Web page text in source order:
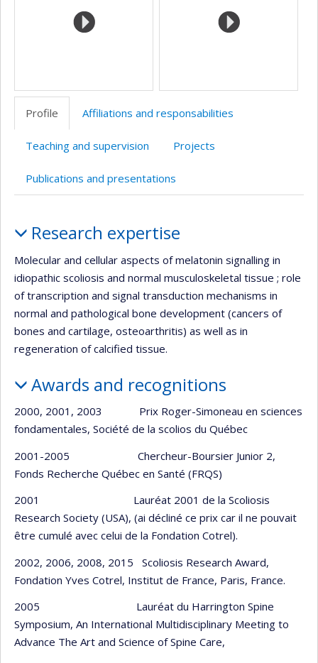
Profile Affiliations and responsabilities
Teaching and supervision Projects
Publications and presentations
Research expertise
Molecular and cellular aspects of melatonin signalling in
idiopathic scoliosis and normal musculoskeletal tissue ; role
of transcription and signal transduction mechanisms in
normal and pathological bone development (cancers of
bones and cartilage, osteoarthritis) as well as in
regeneration of calcified tissue.
Awards and recognitions
2000, 2001, 2003 Prix Roger-Simoneau en sciences
fondamentales, Société de la scolios du Québec
2001-2005 Chercheur-Boursier Junior 2,
Fonds Recherche Québec en Santé (FRQS)
2001 Lauréat 2001 de la Scoliosis
Research Society (USA), (ai décliné ce prix car il ne pouvait
être cumulé avec celui de la Fondation Cotrel).
2002, 2006, 2008, 2015 Scoliosis Research Award,
Fondation Yves Cotrel, Institut de France, Paris, France.
2005 Lauréat du Harrington Spine
Symposium, An International Multidisciplinary Meeting to
Advance The Art and Science of Spine Care,